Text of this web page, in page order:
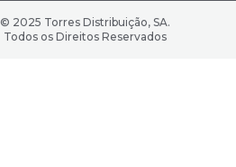
© 2025 Torres Distribuição, SA.
Todos os Direitos Reservados